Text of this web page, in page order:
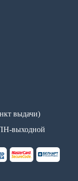
выдачи)
выходной